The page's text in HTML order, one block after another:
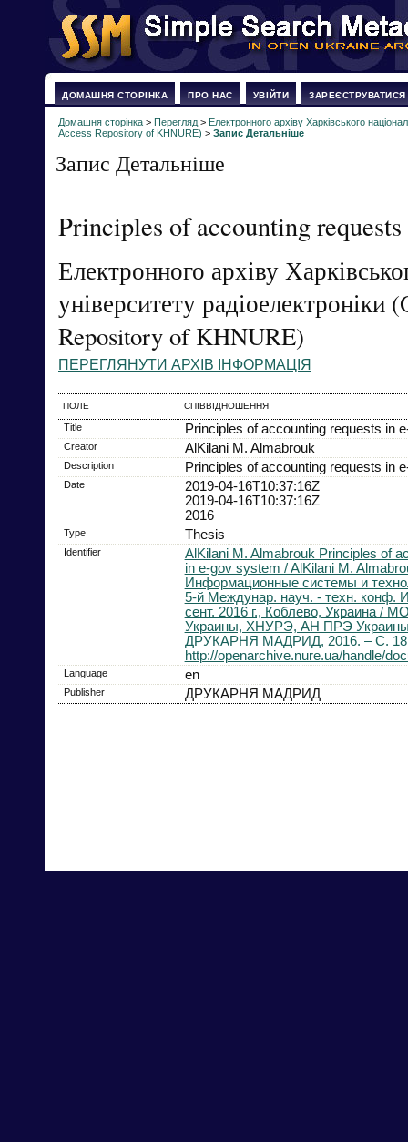
ДОМАШНЯ СТОРІНКА ПРО НАС УВІЙТИ ЗАРЕЄСТРУВАТИСЯ
Домашня сторінка > Перегляд > Електронного архіву Харківського
Access Repository of KHNURE) > Запис Детальніше
Запис Детальніше
Principles of accounting
Електронного архіву
університету радіоелектроніки
Repository of KHNURE)
ПЕРЕГЛЯНУТИ АРХІВ ІНФОРМАЦІЯ
ПОЛЕ СПІВВІДНОШЕННЯ
Title Principles of accounting requests in
Creator AlKilani M. Almabrouk
Description Principles of accounting requests in
Date
2019-04-16T10:37:16Z
2019-04-16T10:37:16Z
2016
Type Thesis
Identifier
AlKilani M. Almabrouk Principles of
in e-gov system / AlKilani M.
Информационные системы и
5-й Междунар. науч. - техн. конф.
сент. 2016 г., Коблево, Украина /
Украины, ХНУРЭ, АН ПРЭ
ДРУКАРНЯ МАДРИД, 2016. – С.
http://openarchive.nure.ua/handle/
Language en
Publisher ДРУКАРНЯ МАДРИД